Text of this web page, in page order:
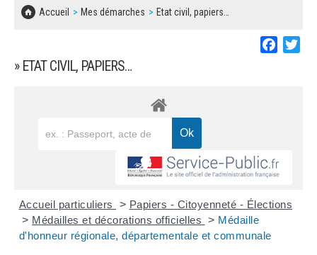
Accueil Mes démarches Etat civil, papiers…
» ETAT CIVIL, PAPIERS…
Accueil particuliers > Papiers - Citoyenneté - Élections
> Médailles et décorations officielles > Médaille
d'honneur régionale, départementale et communale
CONCERTATIONS PUBLIQUES
SOLIDARITÉ, LOGEMENT
DECHETS
BESOIN D'UNE AIDE ?
LES ASSOCIATIONS
MARCHÉS PUBLICS
REGLEMENT LOCAL DE PUBLICITÉ
DECLARATION DE DEMARCHAGE
DOSSIER DE DEMANDE DE SUBVENTION
DEMANDE DE PRÊT DE MATERIEL